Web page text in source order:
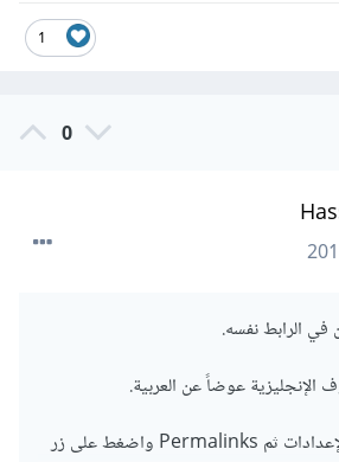
1
0
الرابط نفسه.
الإنجليزية عوضاً عن العربية.
قم ايضاً بالذهاب الى الإعدادات ثم Permalinks واضغط على زر